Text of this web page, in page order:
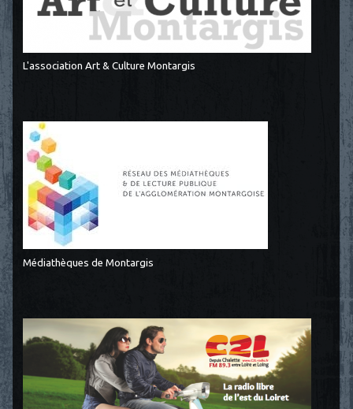
L'association Art & Culture Montargis
Médiathèques de Montargis